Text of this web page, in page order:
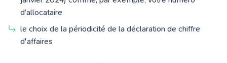
d’allocataire
le choix de la périodicité de la déclaration de chiffre
d'affaires